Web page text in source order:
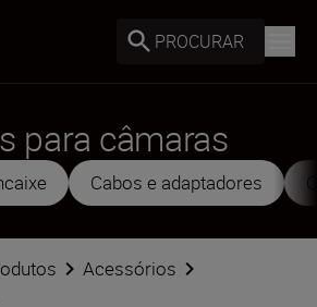
PROCURAR
para câmaras
Cabos e adaptadores
Acessórios